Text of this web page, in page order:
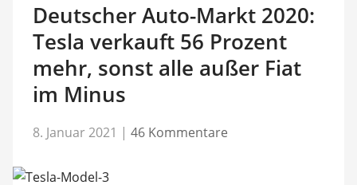
Deutscher Auto-Markt 2020:
Tesla verkauft 56 Prozent
mehr, sonst alle außer Fiat
im Minus
8. Januar 2021 | 46 Kommentare